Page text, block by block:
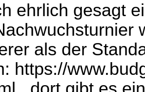
ehrlich gesagt
als der
https://